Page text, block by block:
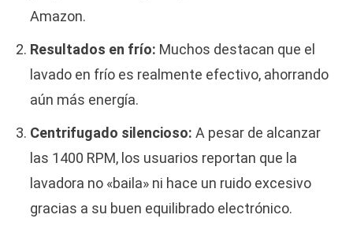
Amazon.
Resultados en frío: Muchos destacan que el
lavado en frío es realmente efectivo, ahorrando
aún más energía.
Centrifugado silencioso: A pesar de alcanzar
las 1400 RPM, los usuarios reportan que la
lavadora no «baila» ni hace un ruido excesivo
gracias a su buen equilibrado electrónico.